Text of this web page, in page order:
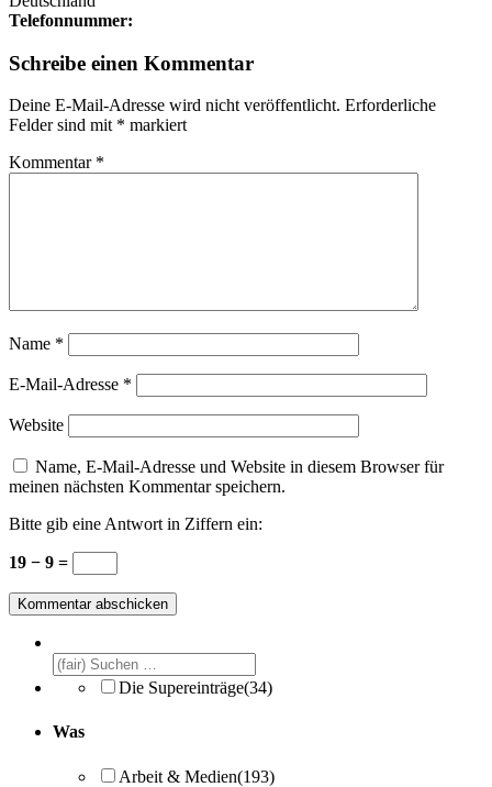
Telefonnummer:
Schreibe einen Kommentar
Deine E-Mail-Adresse wird nicht veröffentlicht. Erforderliche
Felder sind mit * markiert
Kommentar *
Name *
E-Mail-Adresse *
Website
Name, E-Mail-Adresse und Website in diesem Browser für
meinen nächsten Kommentar speichern.
Bitte gib eine Antwort in Ziffern ein:
19 − 9 =
Die Supereinträge(34)
Was
Arbeit & Medien(193)